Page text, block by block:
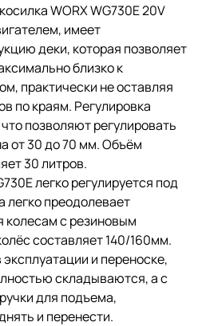
WORX WG730E 20V
имеет
деки, которая позволяет
близко к
практически не оставляя
по краям. Регулировка
позволяют регулировать
от 30 до 70 мм. Объём
30 литров.
легко регулируется под
легко преодолевает
колесам с резиновым
составляет 140/160мм.
и переноске,
складываются, а с
для подъема,
и перенести.